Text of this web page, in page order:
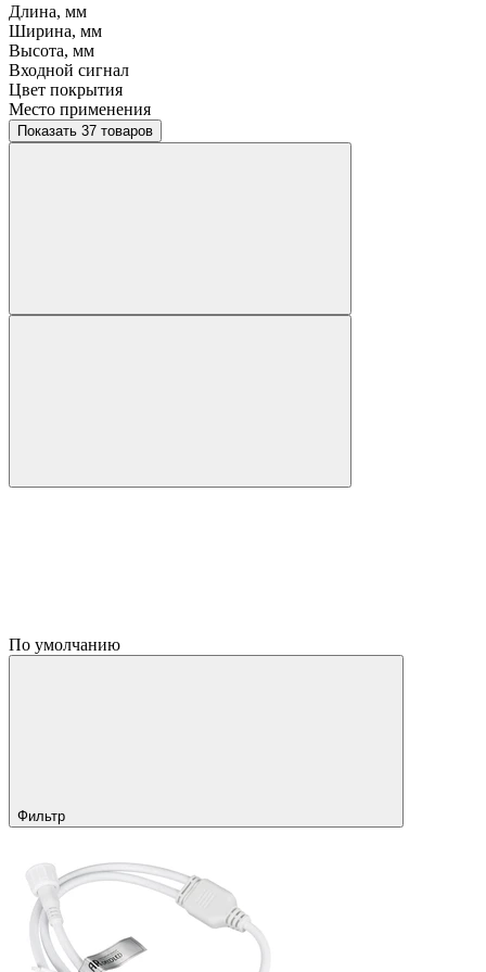
Длина, мм
Ширина, мм
Высота, мм
Входной сигнал
Цвет покрытия
Место применения
Показать 37 товаров
По умолчанию
Фильтр